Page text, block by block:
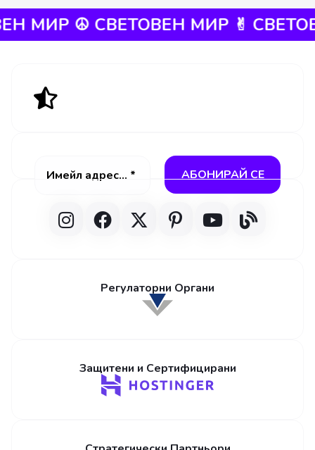
☮︎ СВЕТОВЕН МИР ✌︎︎СВЕТОВЕН
Регулаторни Органи
Защитени и Сертифицирани